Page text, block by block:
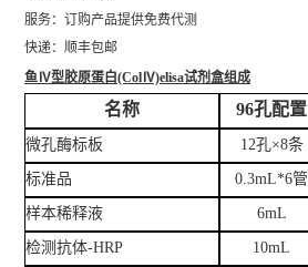
服务：订购产品提供免费代测
快递：顺丰包邮
鱼Ⅳ型胶原蛋白(ColⅣ)elisa试剂盒组成
名称 96孔配置
微孔酶标板 12孔×8条
标准品 0.3mL*6管
样本稀释液 6mL
检测抗体-HRP 10mL